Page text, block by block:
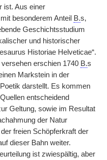
ist. Aus einer
besonderem Anteil B.s,
Geschichtsstudium
und historischer
Historiae Helveticae“.
erschien 1740 B.s
Markstein in der
darstellt. Es kommen
entscheidend
Geltung, sowie im Resultat
der Natur
freien Schöpferkraft der
dieser Bahn weiter.
ist zwiespältig, aber